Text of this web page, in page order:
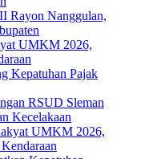
Rayon Nanggulan,
UMKM 2026,
Kepatuhan Pajak
RSUD Sleman
Kecelakaan
UMKM 2026,